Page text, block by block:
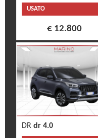
USATO
€ 12.800
DR dr 4.0